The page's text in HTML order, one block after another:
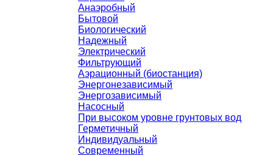
Анаэробный
Бытовой
Биологический
Надежный
Электрический
Фильтрующий
Аэрационный (биостанция)
Энергонезависимый
Энергозависимый
Насосный
При высоком уровне грунтовых вод
Герметичный
Индивидуальный
Современный